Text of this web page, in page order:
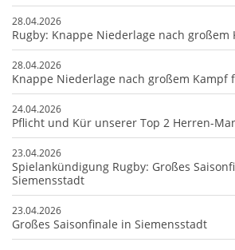
28.04.2026
Rugby: Knappe Niederlage nach großem
28.04.2026
Knappe Niederlage nach großem Kampf
24.04.2026
Pflicht und Kür unserer Top 2 Herren-
23.04.2026
Spielankündigung Rugby: Großes
Siemensstadt
23.04.2026
Großes Saisonfinale in Siemensstadt